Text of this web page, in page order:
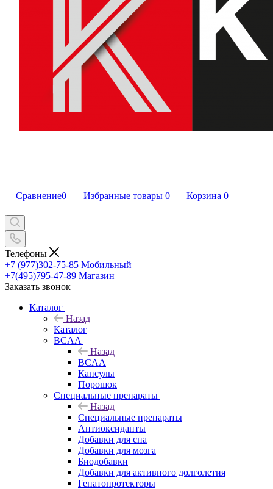
Сравнение0 Избранные товары 0 Корзина 0
Телефоны
+7 (977)302-75-85 Мобильный
+7(495)795-47-89 Магазин
Заказать звонок
Каталог
Назад
Каталог
BCAA
Назад
BCAA
Капсулы
Порошок
Cпециальные препараты
Назад
Cпециальные препараты
Антиоксиданты
Добавки для сна
Добавки для мозга
Биодобавки
Добавки для активного долголетия
Гепатопротекторы